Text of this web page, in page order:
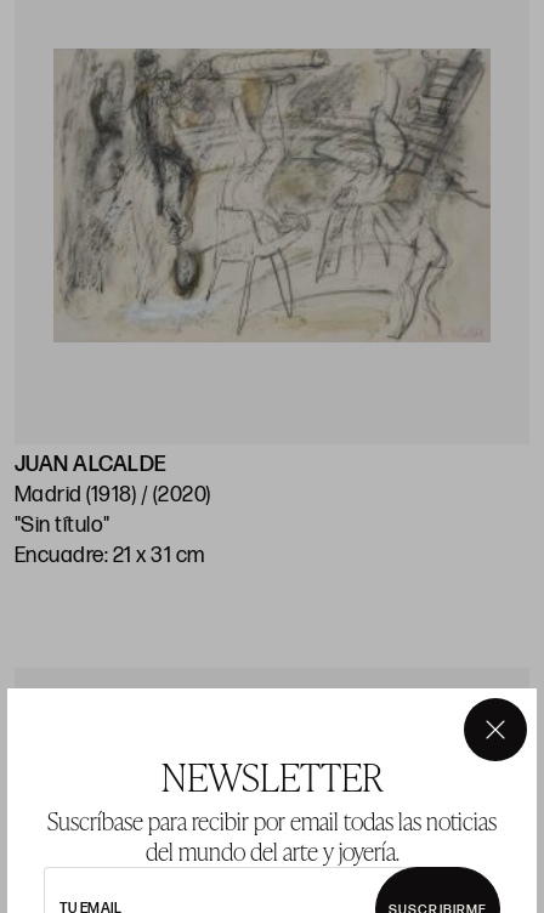
NEWSLETTER
Suscríbase para recibir por email todas las noticias
del mundo del arte y joyería.
TU EMAIL SUSCRIBIRME
×
JUAN ALCALDE
Madrid (1918) / (2020)
"Sin título"
Encuadre: 21 x 31 cm